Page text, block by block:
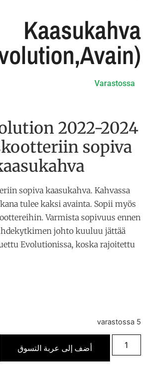
Kaasukahva
Varastossa
2022-2024
sopiva
sopiva kaasukahva. Kahvassa
tulee kaksi avainta. Sopii myös
Varmista sopivuus ennen
johto kuuluu jättää
Evolutionissa, koska rajoitettu
5 varastossa
أضف إلى عربة التسوق